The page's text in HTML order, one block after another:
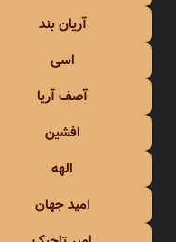
آریان بند
اسی
آصف آریا
افشین
الهه
امید جهان